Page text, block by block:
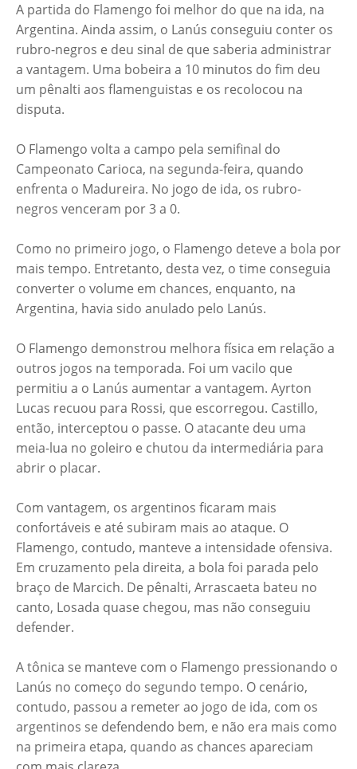
A partida do Flamengo foi melhor do que na ida, na
Argentina. Ainda assim, o Lanús conseguiu conter os
rubro-negros e deu sinal de que saberia administrar
a vantagem. Uma bobeira a 10 minutos do fim deu
um pênalti aos flamenguistas e os recolocou na
disputa.
O Flamengo volta a campo pela semifinal do
Campeonato Carioca, na segunda-feira, quando
enfrenta o Madureira. No jogo de ida, os rubro-
negros venceram por 3 a 0.
Como no primeiro jogo, o Flamengo deteve a bola por
mais tempo. Entretanto, desta vez, o time conseguia
converter o volume em chances, enquanto, na
Argentina, havia sido anulado pelo Lanús.
O Flamengo demonstrou melhora física em relação a
outros jogos na temporada. Foi um vacilo que
permitiu a o Lanús aumentar a vantagem. Ayrton
Lucas recuou para Rossi, que escorregou. Castillo,
então, interceptou o passe. O atacante deu uma
meia-lua no goleiro e chutou da intermediária para
abrir o placar.
Com vantagem, os argentinos ficaram mais
confortáveis e até subiram mais ao ataque. O
Flamengo, contudo, manteve a intensidade ofensiva.
Em cruzamento pela direita, a bola foi parada pelo
braço de Marcich. De pênalti, Arrascaeta bateu no
canto, Losada quase chegou, mas não conseguiu
defender.
A tônica se manteve com o Flamengo pressionando o
Lanús no começo do segundo tempo. O cenário,
contudo, passou a remeter ao jogo de ida, com os
argentinos se defendendo bem, e não era mais como
na primeira etapa, quando as chances apareciam